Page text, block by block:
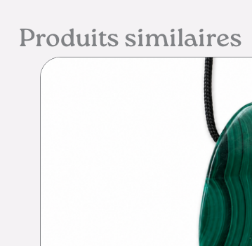
Produits similaires